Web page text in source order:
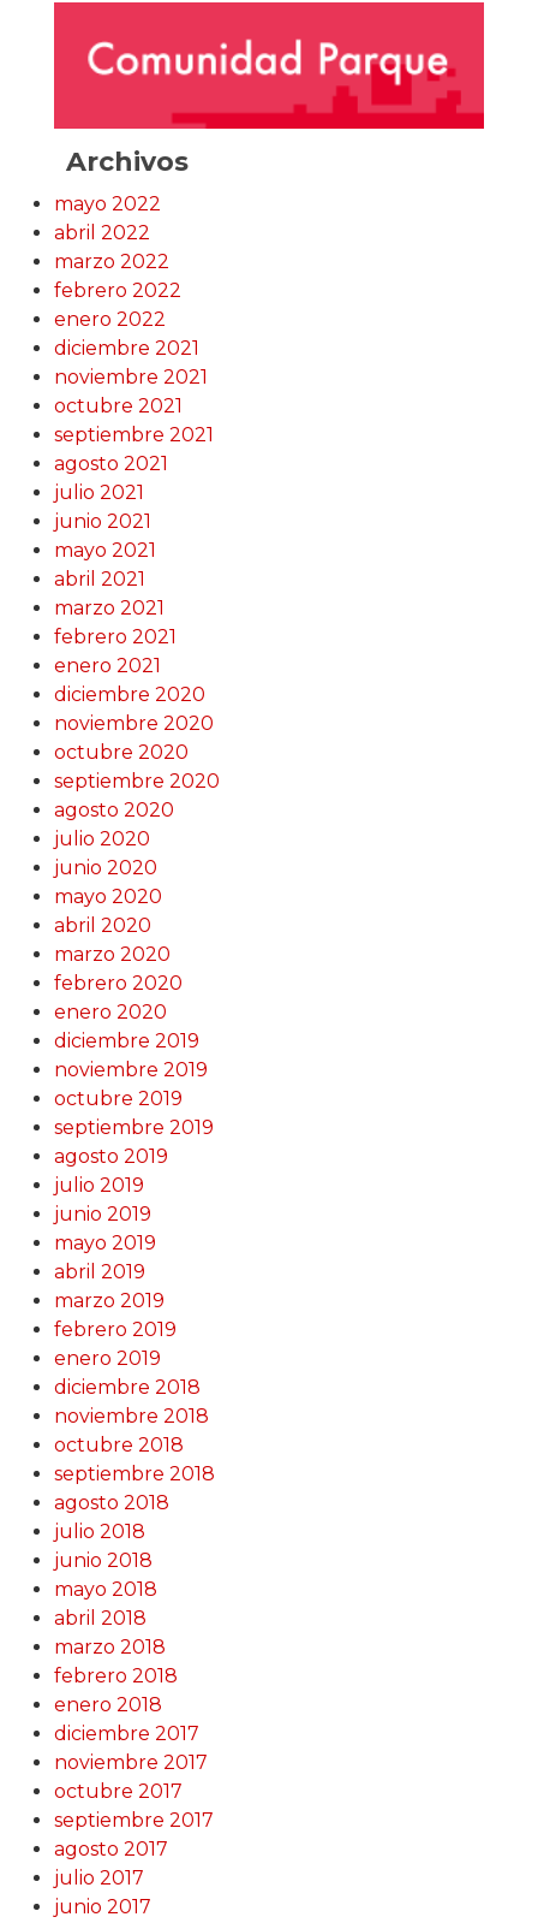
Archivos
mayo 2022
abril 2022
marzo 2022
febrero 2022
enero 2022
diciembre 2021
noviembre 2021
octubre 2021
septiembre 2021
agosto 2021
julio 2021
junio 2021
mayo 2021
abril 2021
marzo 2021
febrero 2021
enero 2021
diciembre 2020
noviembre 2020
octubre 2020
septiembre 2020
agosto 2020
julio 2020
junio 2020
mayo 2020
abril 2020
marzo 2020
febrero 2020
enero 2020
diciembre 2019
noviembre 2019
octubre 2019
septiembre 2019
agosto 2019
julio 2019
junio 2019
mayo 2019
abril 2019
marzo 2019
febrero 2019
enero 2019
diciembre 2018
noviembre 2018
octubre 2018
septiembre 2018
agosto 2018
julio 2018
junio 2018
mayo 2018
abril 2018
marzo 2018
febrero 2018
enero 2018
diciembre 2017
noviembre 2017
octubre 2017
septiembre 2017
agosto 2017
julio 2017
junio 2017